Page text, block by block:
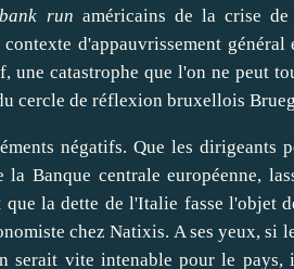
bank run américains de la crise
d'appauvrissement général
une catastrophe que l'on ne peut
cercle de réflexion bruxellois
négatifs. Que les dirigeants
la Banque centrale européenne,
que la dette de l'Italie fasse l'objet
chez Natixis. A ses yeux, si
serait vite intenable pour le pays,